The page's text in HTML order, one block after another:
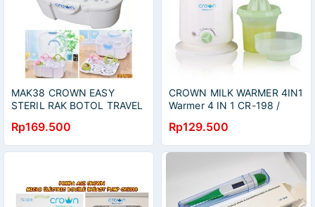
MAK38 CROWN EASY
STERIL RAK BOTOL TRAVEL
Rp169.500
CROWN MILK WARMER 4IN1
Warmer 4 IN 1 CR-198 /
Rp129.500